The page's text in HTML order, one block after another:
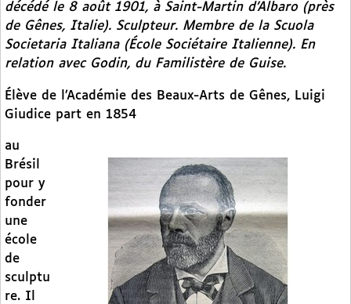
décédé le 8 août 1901, à Saint-Martin d’Albaro (près
de Gênes, Italie). Sculpteur. Membre de la Scuola
Societaria Italiana (École Sociétaire Italienne). En
relation avec Godin, du Familistère de Guise.
Élève de l’Académie des Beaux-Arts de Gênes, Luigi
Giudice part en 1854
au
Brésil
pour y
fonder
une
école
de
sculptu
re. Il